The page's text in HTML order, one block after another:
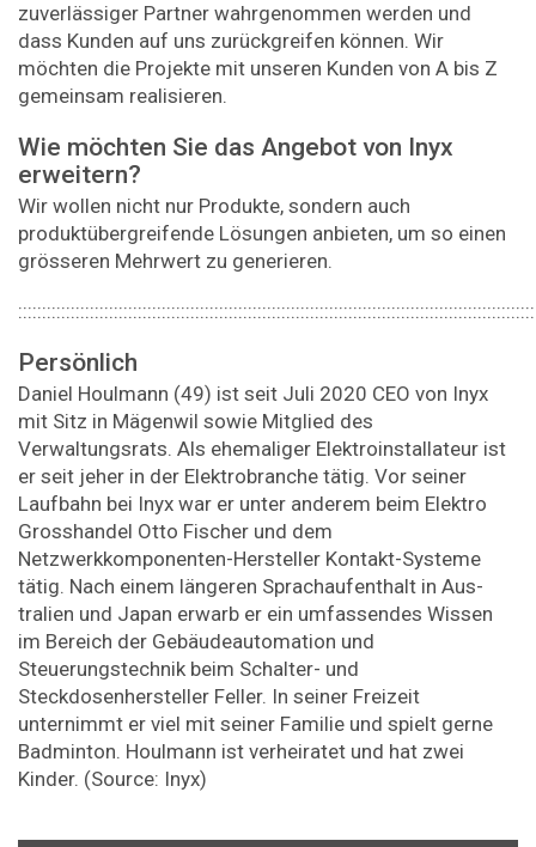
zuverlässiger Partner wahrgenommen werden und
dass Kunden auf uns zurückgreifen können. Wir
möchten die Projekte mit unseren Kunden von A bis Z
gemeinsam realisieren.
Wie möchten Sie das Angebot von Inyx
erweitern?
Wir wollen nicht nur Produkte, sondern auch
produktübergreifende Lösungen anbieten, um so einen
grösseren Mehrwert zu generieren.
Persönlich
Daniel Houlmann (49) ist seit Juli 2020 CEO von Inyx
mit Sitz in Mägenwil sowie Mitglied des
Verwaltungsrats. Als ehemaliger Elektroinstallateur ist
er seit jeher in der Elektrobranche tätig. Vor seiner
Laufbahn bei Inyx war er unter anderem beim Elektro
Grosshandel Otto Fischer und dem
Netzwerkkomponenten-Hersteller Kontakt-Systeme
tätig. Nach einem längeren Sprachaufenthalt in Aus­
tralien und Japan erwarb er ein umfassendes Wissen
im Bereich der Gebäude­automation und
Steuerungstechnik beim Schalter- und
Steckdosenhersteller Feller. In seiner Freizeit
unternimmt er viel mit seiner Familie und spielt gerne
Badminton. Houlmann ist verheiratet und hat zwei
Kinder. (Source: Inyx)